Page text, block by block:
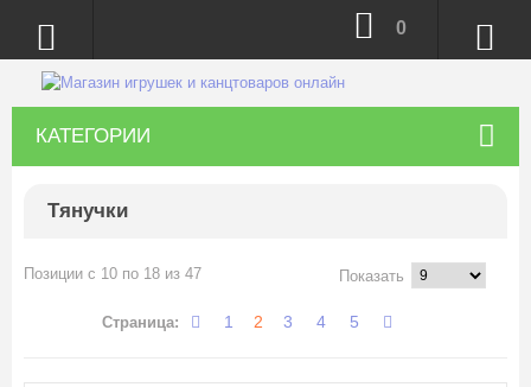
0
КАТЕГОРИИ
Тянучки
Позиции с 10 по 18 из 47 Показать
Страница: 1 2 3 4 5